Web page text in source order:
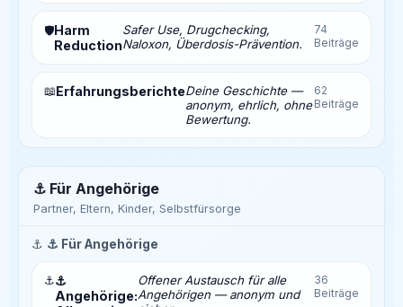
🛡️Harm
Reduction
Safer Use, Drugchecking,
Naloxon, Überdosis-Prävention.
74
Beiträge
📖ErfahrungsberichteDeine Geschichte —
anonym, ehrlich, ohne
Bewertung.
62
Beiträge
⚓ Für Angehörige
Partner, Eltern, Kinder, Selbstfürsorge
⚓ ⚓ Für Angehörige
⚓⚓
Angehörige:
Offener Austausch für alle
Angehörigen — anonym und
36
Beiträge